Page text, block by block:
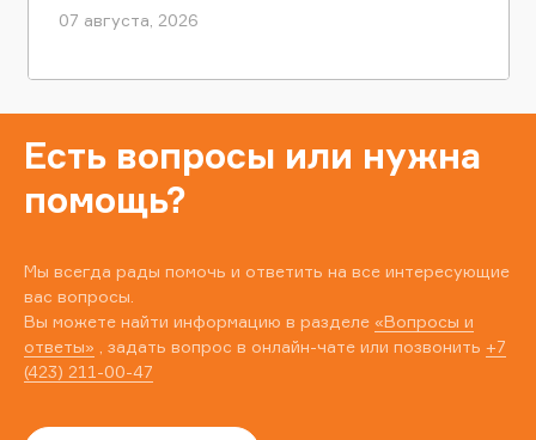
07 августа, 2026
Есть вопросы или нужна
помощь?
Мы всегда рады помочь и ответить на все интересующие
вас вопросы.
Вы можете найти информацию в разделе «Вопросы и
ответы» , задать вопрос в онлайн-чате или позвонить +7
(423) 211-00-47